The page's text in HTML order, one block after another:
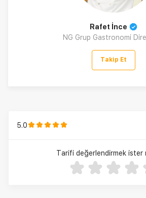
Rafet İnce
NG Grup Gastronomi
Takip Et
5.0
Tarifi değerlendirmek ister